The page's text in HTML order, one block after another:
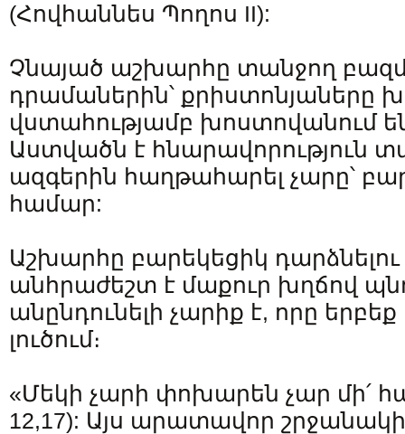
(Հովհաննես Պողոս II):
Չնայած աշխարհը տանջող
դրամաներին՝ քրիստոնյաները
վստահությամբ խոստովանում
Աստվածն է հնարավորություն
ազգերին հաղթահարել չարը՝
համար:
Աշխարհը բարեկեցիկ
անհրաժեշտ է մաքուր խղճով
անընդունելի չարիք է, որը
լուծում։
«Մեկի չարի փոխարեն չար մի՛
12,17): Այս արատավոր